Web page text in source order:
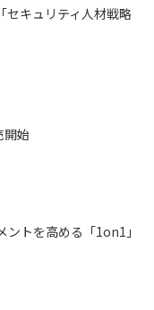
セキュリティ人材戦略
開始
ントを高める「1on1」